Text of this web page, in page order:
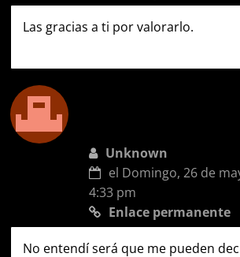
Las gracias a ti por valorarlo.
Unknown
el Domingo, 26 de
4:33 pm
Enlace permanente
No entendí será que me pueden